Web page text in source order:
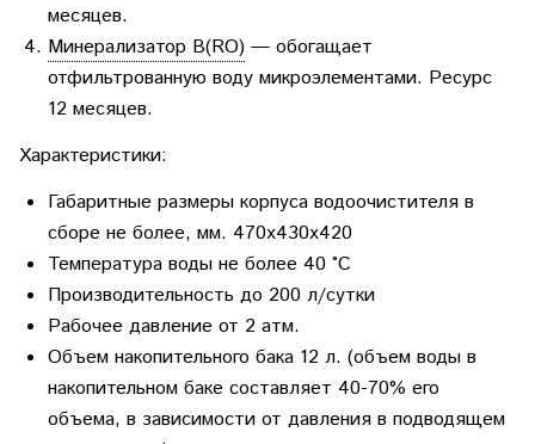
месяцев.
Минерализатор В(RO) — обогащает
отфильтрованную воду микроэлементами. Ресурс
12 месяцев.
Характеристики:
Габаритные размеры корпуса водоочистителя в
сборе не более, мм. 470х430х420
Температура воды не более 40 °С
Производительность до 200 л/сутки
Рабочее давление от 2 атм.
Объем накопительного бака 12 л. (объем воды в
накопительном баке составляет 40-70% его
объема, в зависимости от давления в подводящем